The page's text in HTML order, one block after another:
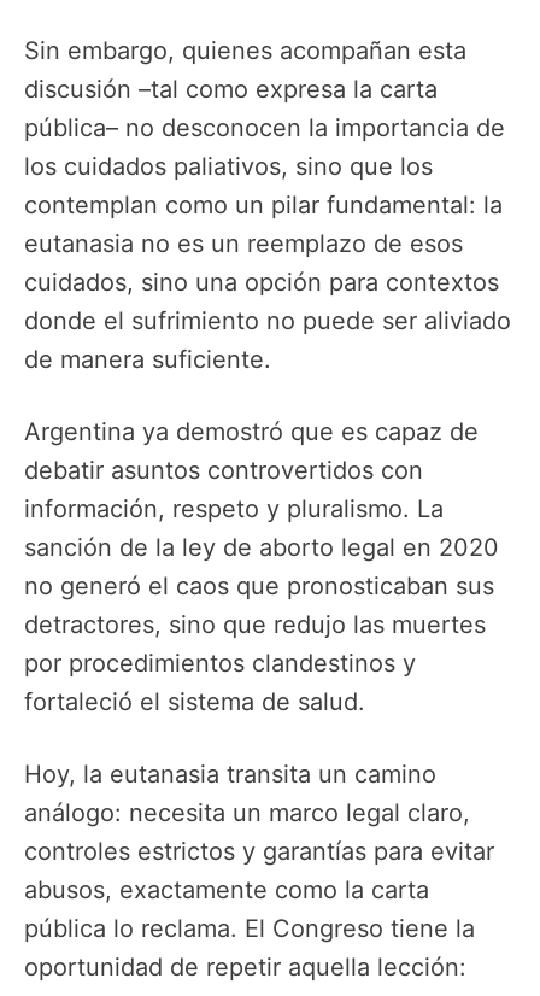
Sin embargo, quienes acompañan esta
discusión –tal como expresa la carta
pública– no desconocen la importancia de
los cuidados paliativos, sino que los
contemplan como un pilar fundamental: la
eutanasia no es un reemplazo de esos
cuidados, sino una opción para contextos
donde el sufrimiento no puede ser aliviado
de manera suficiente.
Argentina ya demostró que es capaz de
debatir asuntos controvertidos con
información, respeto y pluralismo. La
sanción de la ley de aborto legal en 2020
no generó el caos que pronosticaban sus
detractores, sino que redujo las muertes
por procedimientos clandestinos y
fortaleció el sistema de salud.
Hoy, la eutanasia transita un camino
análogo: necesita un marco legal claro,
controles estrictos y garantías para evitar
abusos, exactamente como la carta
pública lo reclama. El Congreso tiene la
oportunidad de repetir aquella lección: